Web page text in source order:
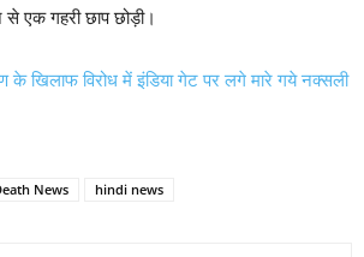
से एक गहरी छाप छोड़ी।
खिलाफ विरोध में इंडिया गेट पर लगे मारे गये नक्सली
News hindi news